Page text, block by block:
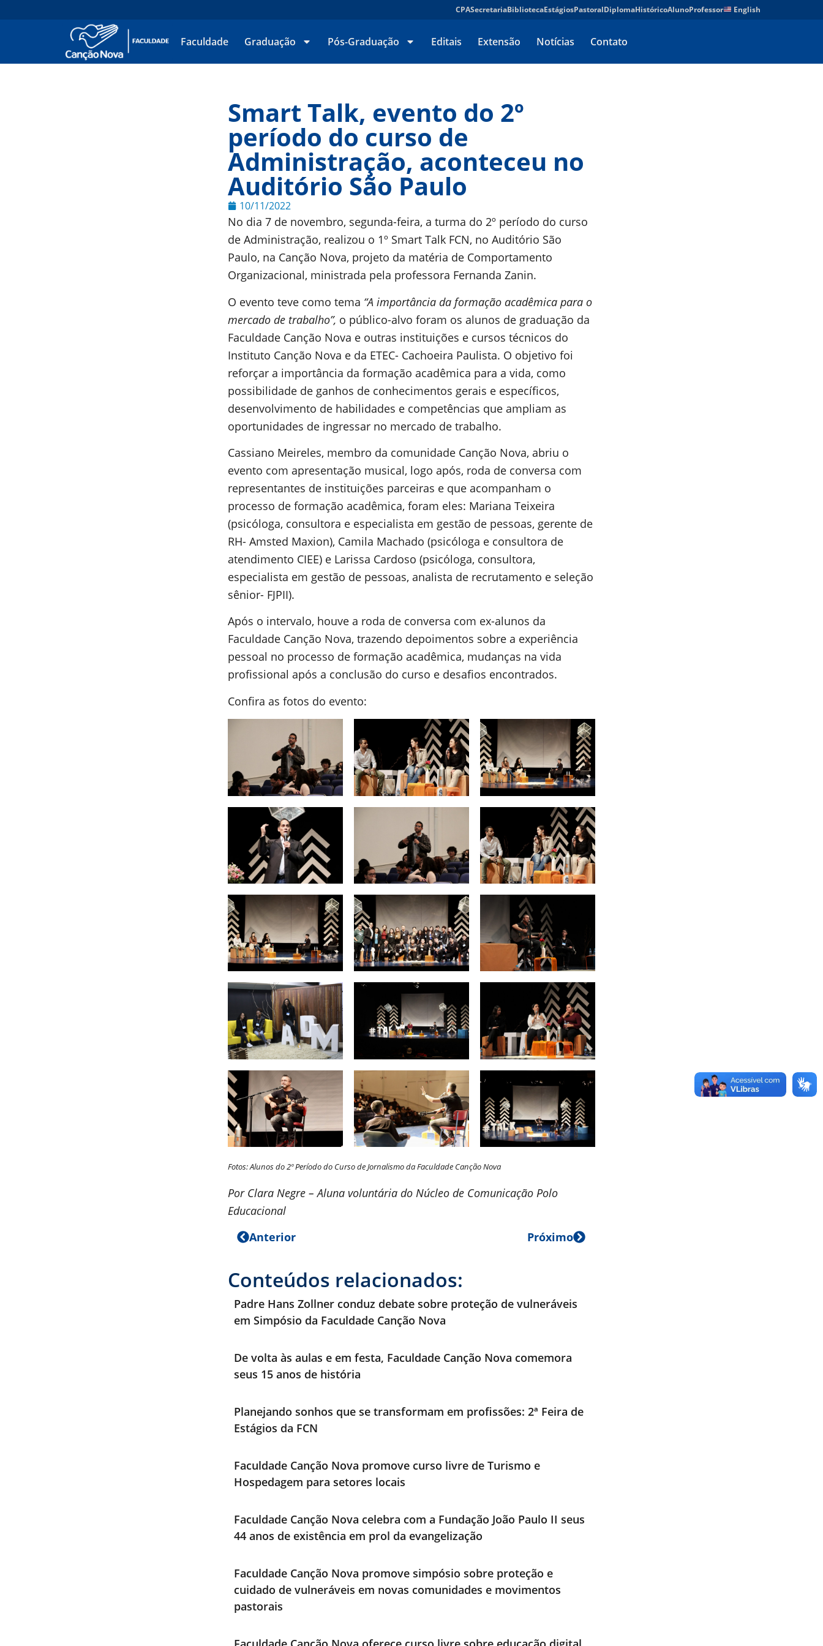
CPASecretariaBibliotecaEstágiosPastoralDiplomaHistóricoAlunoProfessor English
Faculdade Graduação Pós-Graduação Editais Extensão Notícias Contato
Smart Talk, evento do 2º
período do curso de
Administração, aconteceu no
Auditório São Paulo
10/11/2022
No dia 7 de novembro, segunda-feira, a turma do 2º período do curso
de Administração, realizou o 1º Smart Talk FCN, no Auditório São
Paulo, na Canção Nova, projeto da matéria de Comportamento
Organizacional, ministrada pela professora Fernanda Zanin.
O evento teve como tema “A importância da formação acadêmica para o
mercado de trabalho”, o público-alvo foram os alunos de graduação da
Faculdade Canção Nova e outras instituições e cursos técnicos do
Instituto Canção Nova e da ETEC- Cachoeira Paulista. O objetivo foi
reforçar a importância da formação acadêmica para a vida, como
possibilidade de ganhos de conhecimentos gerais e específicos,
desenvolvimento de habilidades e competências que ampliam as
oportunidades de ingressar no mercado de trabalho.
Cassiano Meireles, membro da comunidade Canção Nova, abriu o
evento com apresentação musical, logo após, roda de conversa com
representantes de instituições parceiras e que acompanham o
processo de formação acadêmica, foram eles: Mariana Teixeira
(psicóloga, consultora e especialista em gestão de pessoas, gerente de
RH- Amsted Maxion), Camila Machado (psicóloga e consultora de
atendimento CIEE) e Larissa Cardoso (psicóloga, consultora,
especialista em gestão de pessoas, analista de recrutamento e seleção
sênior- FJPII).
Após o intervalo, houve a roda de conversa com ex-alunos da
Faculdade Canção Nova, trazendo depoimentos sobre a experiência
pessoal no processo de formação acadêmica, mudanças na vida
profissional após a conclusão do curso e desafios encontrados.
Confira as fotos do evento:
Fotos: Alunos do 2º Período do Curso de Jornalismo da Faculdade Canção Nova
Por Clara Negre – Aluna voluntária do Núcleo de Comunicação Polo
Educacional
Anterior
Próximo
Conteúdos relacionados:
Padre Hans Zollner conduz debate sobre proteção de vulneráveis
em Simpósio da Faculdade Canção Nova
De volta às aulas e em festa, Faculdade Canção Nova comemora
seus 15 anos de história
Planejando sonhos que se transformam em profissões: 2ª Feira de
Estágios da FCN
Faculdade Canção Nova promove curso livre de Turismo e
Hospedagem para setores locais
Faculdade Canção Nova celebra com a Fundação João Paulo II seus
44 anos de existência em prol da evangelização
Faculdade Canção Nova promove simpósio sobre proteção e
cuidado de vulneráveis em novas comunidades e movimentos
pastorais